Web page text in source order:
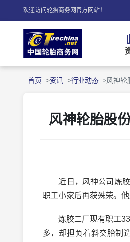
欢迎访问轮胎商务网官方网站！
首页 资讯 行业动态 风神轮
风神轮胎股
近日，风神公司炼胶
职工小家后再获殊荣。
炼胶二厂现有职工335
多，却担负着斜交胎制